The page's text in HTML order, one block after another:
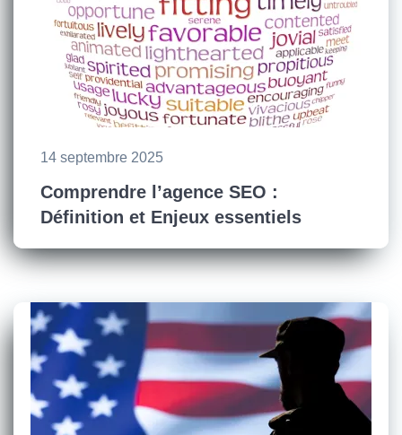
14 septembre 2025
Comprendre l’agence SEO :
Définition et Enjeux essentiels